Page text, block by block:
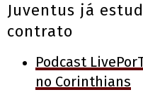
Juventus já
contrato
Podcast
no Corinthians